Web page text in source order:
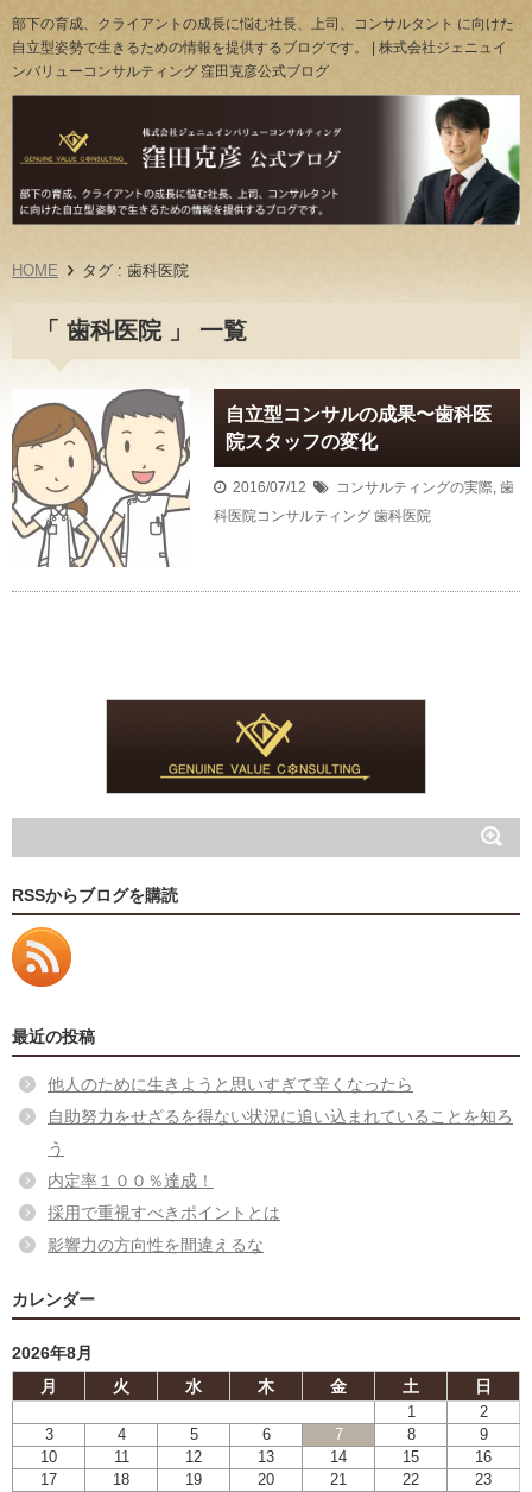
部下の育成、クライアントの成長に悩む社長、上司、コンサルタント に向けた
自立型姿勢で生きるための情報を提供するブログです。 | 株式会社ジェニュイ
ンバリューコンサルティング 窪田克彦公式ブログ
HOME タグ : 歯科医院
「 歯科医院 」 一覧
自立型コンサルの成果〜歯科医
院スタッフの変化
2016/07/12 コンサルティングの実際, 歯
科医院コンサルティング 歯科医院
RSSからブログを購読
最近の投稿
他人のために生きようと思いすぎて辛くなったら
自助努力をせざるを得ない状況に追い込まれていることを知ろ
う
内定率１００％達成！
採用で重視すべきポイントとは
影響力の方向性を間違えるな
カレンダー
2026年8月
月
火 水 木 金 土 日
1
2
3
4 5 6 7 8
9
10
11 12 13 14 15
16
17
18 19 20 21 22
23